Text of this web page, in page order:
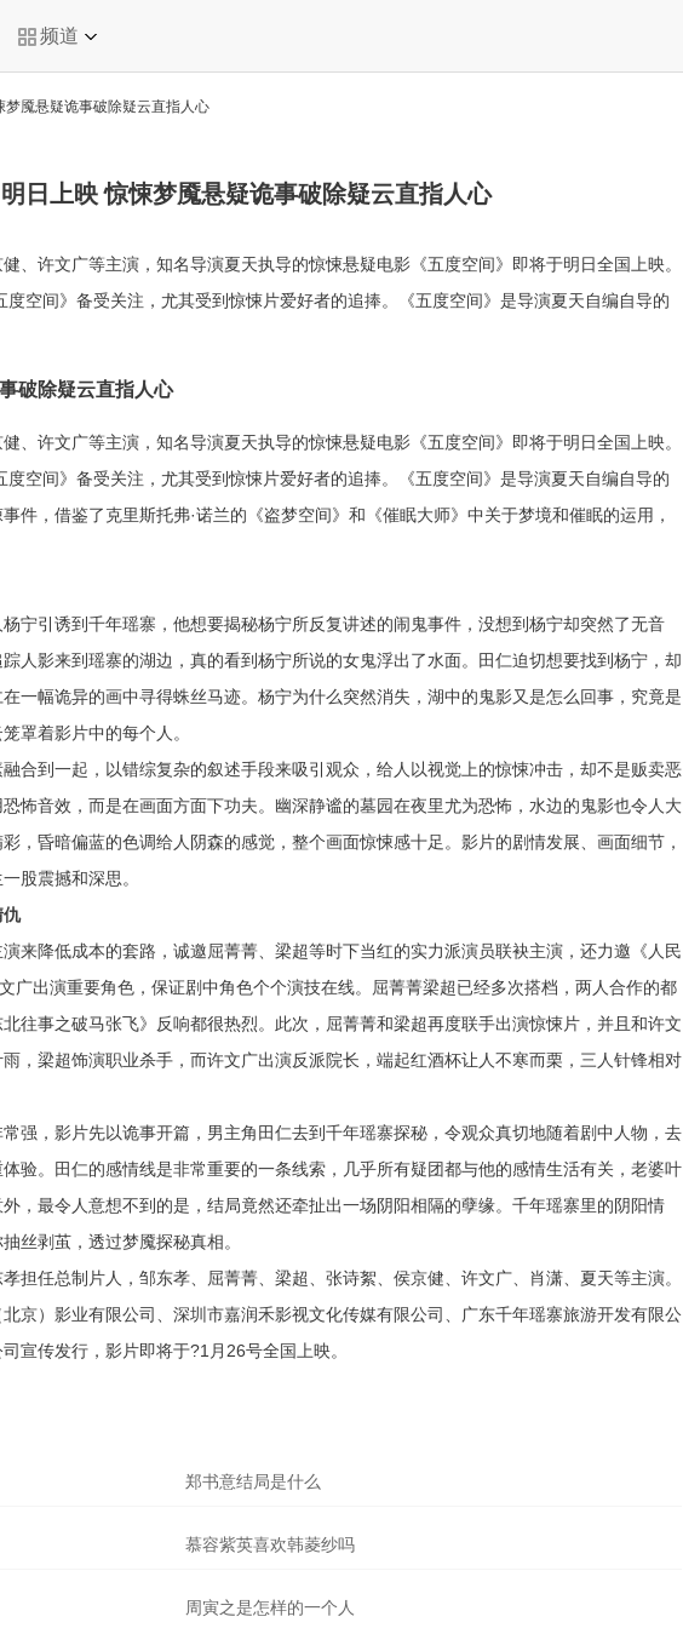
频道
梦魇悬疑诡事破除疑云直指人心
明日上映 惊悚梦魇悬疑诡事破除疑云直指人心
、许文广等主演，知名导演夏天执导的惊悚悬疑电影《五度空间》即将于明日全国上映。
空间》备受关注，尤其受到惊悚片爱好者的追捧。《五度空间》是导演夏天自编自导的
破除疑云直指人心
、许文广等主演，知名导演夏天执导的惊悚悬疑电影《五度空间》即将于明日全国上映。
空间》备受关注，尤其受到惊悚片爱好者的追捧。《五度空间》是导演夏天自编自导的
件，借鉴了克里斯托弗·诺兰的《盗梦空间》和《催眠大师》中关于梦境和催眠的运用，
宁引诱到千年瑶寨，他想要揭秘杨宁所反复讲述的闹鬼事件，没想到杨宁却突然了无音
人影来到瑶寨的湖边，真的看到杨宁所说的女鬼浮出了水面。田仁迫切想要找到杨宁，却
一幅诡异的画中寻得蛛丝马迹。杨宁为什么突然消失，湖中的鬼影又是怎么回事，究竟是
罩着影片中的每个人。
融合到一起，以错综复杂的叙述手段来吸引观众，给人以视觉上的惊悚冲击，却不是贩卖恶
怖音效，而是在画面方面下功夫。幽深静谧的墓园在夜里尤为恐怖，水边的鬼影也令人大
，昏暗偏蓝的色调给人阴森的感觉，整个画面惊悚感十足。影片的剧情发展、画面细节，
股震撼和深思。
仇
来降低成本的套路，诚邀屈菁菁、梁超等时下当红的实力派演员联袂主演，还力邀《人民
广出演重要角色，保证剧中角色个个演技在线。屈菁菁梁超已经多次搭档，两人合作的都
往事之破马张飞》反响都很热烈。此次，屈菁菁和梁超再度联手出演惊悚片，并且和许文
，梁超饰演职业杀手，而许文广出演反派院长，端起红酒杯让人不寒而栗，三人针锋相对
常强，影片先以诡事开篇，男主角田仁去到千年瑶寨探秘，令观众真切地随着剧中人物，去
验。田仁的感情线是非常重要的一条线索，几乎所有疑团都与他的感情生活有关，老婆叶
，最令人意想不到的是，结局竟然还牵扯出一场阴阳相隔的孽缘。千年瑶寨里的阴阳情
丝剥茧，透过梦魇探秘真相。
担任总制片人，邹东孝、屈菁菁、梁超、张诗絮、侯京健、许文广、肖潇、夏天等主演。
京）影业有限公司、深圳市嘉润禾影视文化传媒有限公司、广东千年瑶寨旅游开发有限公
宣传发行，影片即将于?1月26号全国上映。
郑书意结局是什么
慕容紫英喜欢韩菱纱吗
周寅之是怎样的一个人